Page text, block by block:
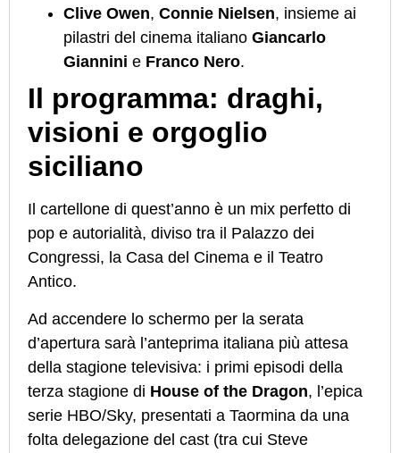
Clive Owen, Connie Nielsen, insieme ai
pilastri del cinema italiano Giancarlo
Giannini e Franco Nero.
Il programma: draghi,
visioni e orgoglio
siciliano
Il cartellone di quest’anno è un mix perfetto di
pop e autorialità, diviso tra il Palazzo dei
Congressi, la Casa del Cinema e il Teatro
Antico.
Ad accendere lo schermo per la serata
d’apertura sarà l’anteprima italiana più attesa
della stagione televisiva: i primi episodi della
terza stagione di House of the Dragon, l’epica
serie HBO/Sky, presentati a Taormina da una
folta delegazione del cast (tra cui Steve